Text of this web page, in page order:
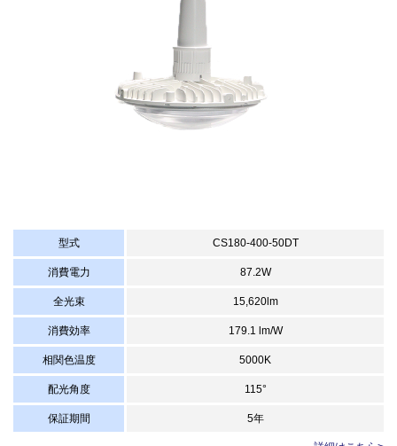
型式 CS180-400-50DT
消費電力 87.2W
全光束 15,620lm
消費効率 179.1 lm/W
相関色温度 5000K
配光角度 115°
保証期間 5年